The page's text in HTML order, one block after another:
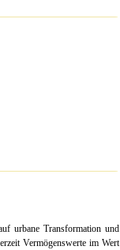
urbane Transformation und
Vermögenswerte im Wert